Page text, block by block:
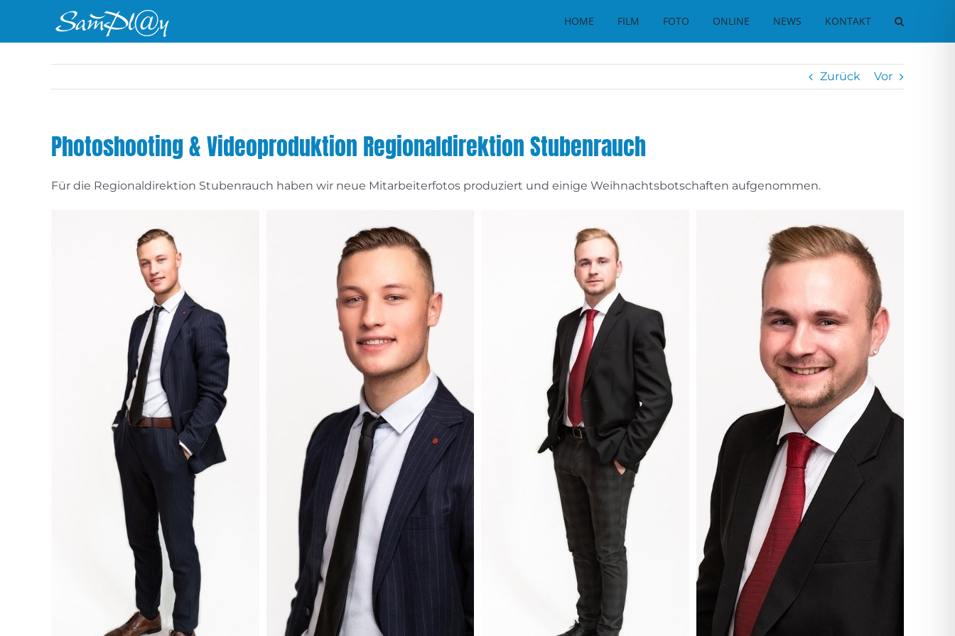
HOME FILM FOTO ONLINE NEWS KONTAKT
Zurück Vor
Photoshooting & Videoproduktion Regionaldirektion Stubenrauch
Für die Regionaldirektion Stubenrauch haben wir neue Mitarbeiterfotos produziert und einige Weihnachtsbotschaften aufgenommen.